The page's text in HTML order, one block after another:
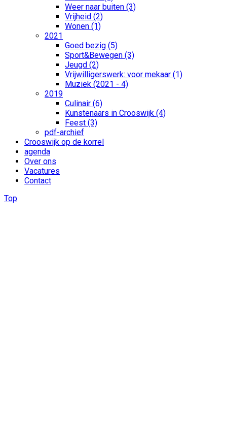
Weer naar buiten (3)
Vrijheid (2)
Wonen (1)
2021
Goed bezig (5)
Sport&Bewegen (3)
Jeugd (2)
Vrijwilligerswerk: voor mekaar (1)
Muziek (2021 - 4)
2019
Culinair (6)
Kunstenaars in Crooswijk (4)
Feest (3)
pdf-archief
Crooswijk op de korrel
agenda
Over ons
Vacatures
Contact
Top